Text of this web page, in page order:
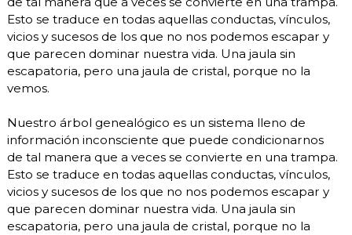
Esto se traduce en todas aquellas conductas, vínculos,
vicios y sucesos de los que no nos podemos escapar y
que parecen dominar nuestra vida. Una jaula sin
escapatoria, pero una jaula de cristal, porque no la
vemos.
Nuestro árbol genealógico es un sistema lleno de
información inconsciente que puede condicionarnos
de tal manera que a veces se convierte en una trampa.
Esto se traduce en todas aquellas conductas, vínculos,
vicios y sucesos de los que no nos podemos escapar y
que parecen dominar nuestra vida. Una jaula sin
escapatoria, pero una jaula de cristal, porque no la